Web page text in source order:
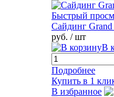
Быстрый
Сайдинг
руб. / шт
В
Подробнее
Купить в 1
В избранное